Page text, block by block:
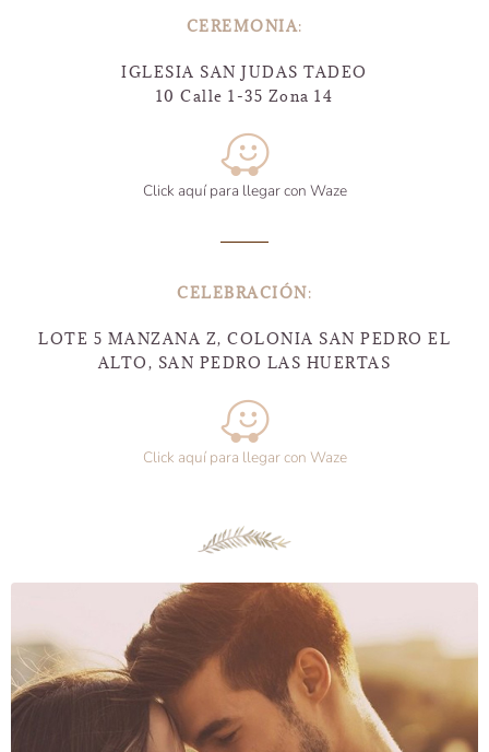
CEREMONIA:
IGLESIA SAN JUDAS TADEO
10 Calle 1-35 Zona 14
Click aquí para llegar con Waze
CELEBRACIÓN:
LOTE 5 MANZANA Z, COLONIA SAN PEDRO EL
ALTO, SAN PEDRO LAS HUERTAS
Click aquí para llegar con Waze